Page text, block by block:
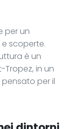
per un
scoperte.
è un
in un
per il